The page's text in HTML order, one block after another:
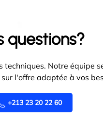
questions?
techniques. Notre équipe
l'offre adaptée à vos
+213 23 20 22 60